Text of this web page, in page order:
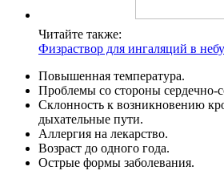
Читайте также:
Физраствор для ингаляций в
Повышенная температура.
Проблемы со стороны сердечно-
Склонность к возникновению
дыхательные пути.
Аллергия на лекарство.
Возраст до одного года.
Острые формы заболевания.